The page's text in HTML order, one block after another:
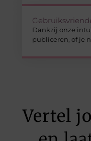
Dankzij onze
publiceren, of je
Vertel